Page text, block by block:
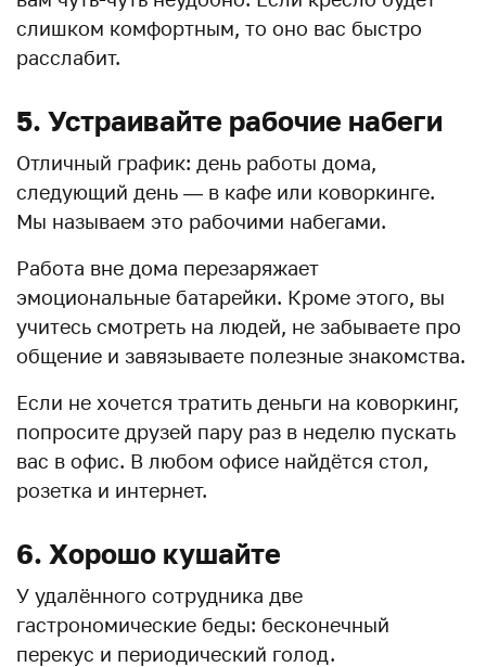
слишком комфортным, то оно вас быстро
расслабит.
5. Устраивайте рабочие набеги
Отличный график: день работы дома,
следующий день — в кафе или коворкинге.
Мы называем это рабочими набегами.
Работа вне дома перезаряжает
эмоциональные батарейки. Кроме этого, вы
учитесь смотреть на людей, не забываете про
общение и завязываете полезные знакомства.
Если не хочется тратить деньги на коворкинг,
попросите друзей пару раз в неделю пускать
вас в офис. В любом офисе найдётся стол,
розетка и интернет.
6. Хорошо кушайте
У удалённого сотрудника две
гастрономические беды: бесконечный
перекус и периодический голод.